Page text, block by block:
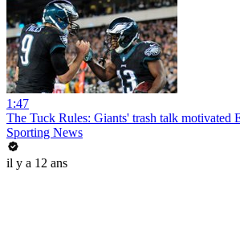
1:47
The Tuck Rules: Giants' trash talk motivated
Sporting News
il y a 12 ans